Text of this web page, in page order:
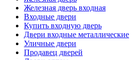
Железная дверь входная
Входные двери
Купить входную дверь
Двери входные металлические
Уличные двери
Продавец дверей